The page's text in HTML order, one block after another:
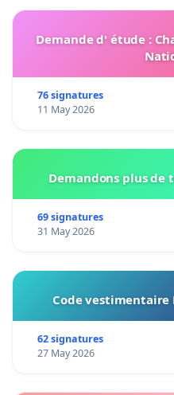
Demande d' étude :
76 signatures
11 May 2026
Demandons plus de
69 signatures
31 May 2026
Code vestimentaire
62 signatures
27 May 2026